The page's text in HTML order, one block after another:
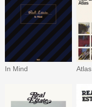
In Mind Atlas